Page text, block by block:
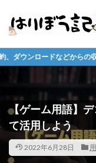
収益化を行う場合がありま
【ゲーム用語】
て活用しよう
2022年6月28日